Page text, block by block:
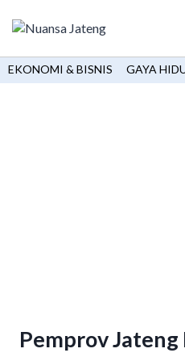
EKONOMI & BISNIS GAYA
Pemprov Jateng